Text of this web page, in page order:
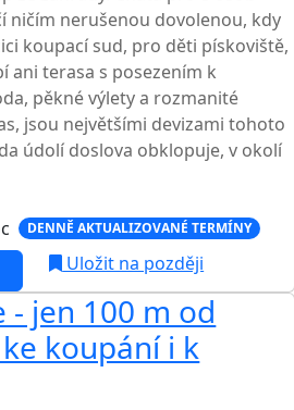
ničím nerušenou dovolenou, kdy
koupací sud, pro děti pískoviště,
ani terasa s posezením k
pěkné výlety a rozmanité
jsou největšími devizami tohoto
údolí doslova obklopuje, v okolí
DENNĚ AKTUALIZOVANÉ TERMÍNY
Uložit na později
- jen 100 m od
koupání i k